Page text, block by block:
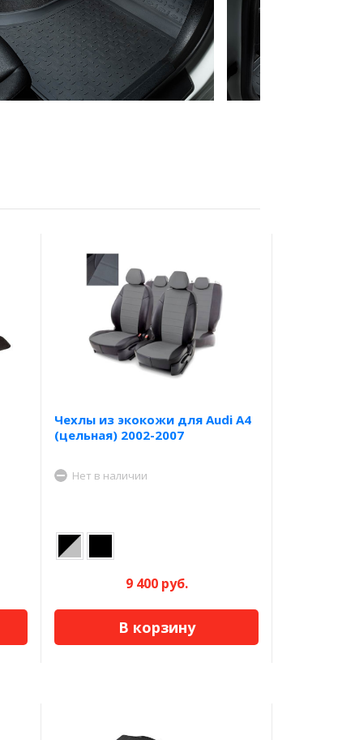
Чехлы из экокожи для Audi A4
(цельная) 2002-2007
Нет в наличии
9 400 руб.
В корзину